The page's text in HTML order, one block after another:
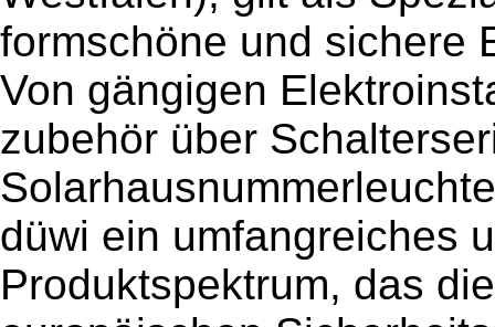
formschöne und sichere
Von gängigen
zubehör über
düwi ein umfangreiches
Produktspektrum, das